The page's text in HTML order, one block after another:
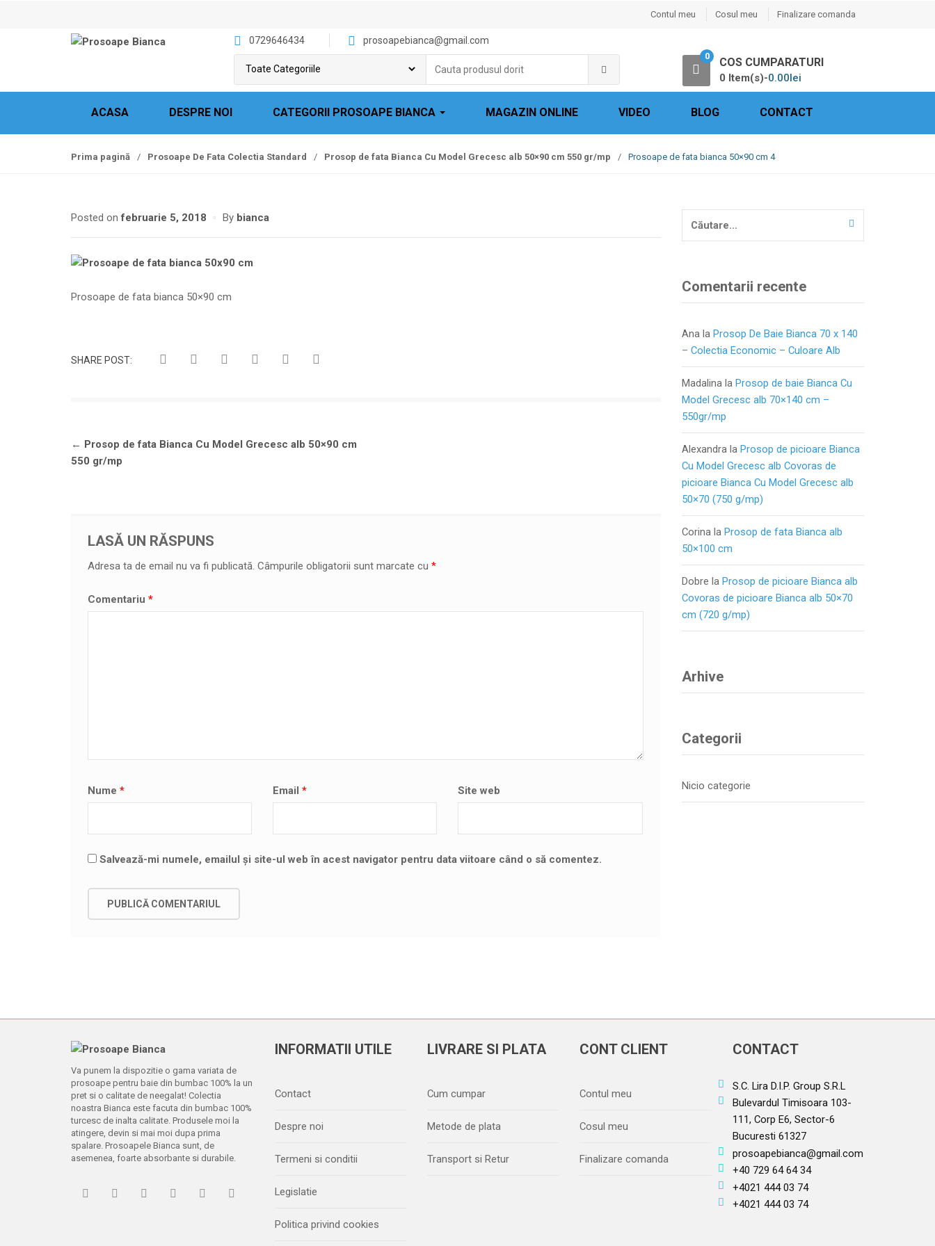
o
o
Contul meu Cosul meu Finalizare comanda
0729646434 prosoapebianca@gmail.com
produsul
dorit:
0 COS CUMPARATURI
0 Item(s)-0.00lei
ACASA DESPRE NOI CATEGORII PROSOAPE BIANCA MAGAZIN ONLINE VIDEO BLOG CONTACT
Prima pagină / Prosoape De Fata Colectia Standard / Prosop de fata Bianca Cu Model Grecesc alb 50×90 cm 550 gr/mp / Prosoape de fata bianca 50×90 cm 4
Posted onfebruarie 5, 2018 By bianca
Prosoape de fata bianca 50×90 cm
SHARE POST:
Navigare
în
← Prosop de fata Bianca Cu Model Grecesc alb 50×90 cm
550 gr/mp
LASĂ UN RĂSPUNS
Adresa ta de email nu va fi publicată. Câmpurile obligatorii sunt marcate cu*
Comentariu*
Nume* Email* Site web
Salvează-mi numele, emailul și site-ul web în acest navigator pentru data viitoare când o să comentez.
Comentarii recente
Anala Prosop De Baie Bianca 70 x 140
– Colectia Economic – Culoare Alb
Madalinala Prosop de baie Bianca Cu
Model Grecesc alb 70×140 cm –
550gr/mp
Alexandrala Prosop de picioare Bianca
Cu Model Grecesc alb Covoras de
picioare Bianca Cu Model Grecesc alb
50×70 (750 g/mp)
Corinala Prosop de fata Bianca alb
50×100 cm
Dobre la Prosop de picioare Bianca alb
Covoras de picioare Bianca alb 50×70
cm (720 g/mp)
Arhive
Categorii
Nicio categorie
Va punem la dispozitie o gama variata de
prosoape pentru baie din bumbac 100% la un
pret si o calitate de neegalat! Colectia
noastra Bianca este facuta din bumbac 100%
turcesc de inalta calitate. Produsele moi la
atingere, devin si mai moi dupa prima
spalare. Prosoapele Bianca sunt, de
asemenea, foarte absorbante si durabile.
INFORMATII UTILE
Contact
Despre noi
Termeni si conditii
Legislatie
Politica privind cookies
LIVRARE SI PLATA
Cum cumpar
Metode de plata
Transport si Retur
CONT CLIENT
Contul meu
Cosul meu
Finalizare comanda
CONTACT
S.C. Lira D.I.P. Group S.R.L
Bulevardul Timisoara 103-
111, Corp E6, Sector-6
Bucuresti 61327
prosoapebianca@gmail.com
+40 729 64 64 34
+4021 444 03 74
+4021 444 03 74